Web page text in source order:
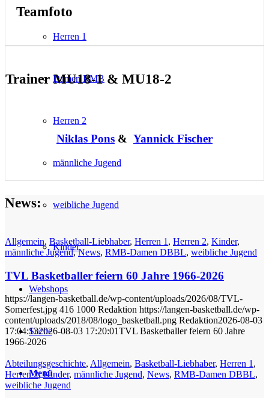
Herren 1
Damen RMB
Herren 2
männliche Jugend
weibliche Jugend
Kinder
Webshops
Suche
Menü
Teamfoto
Trainer MU18-1& MU18-2
Niklas Pons & Yannick Fischer
News:
Allgemein, Basketball-Liebhaber, Herren 1 , Herren 2, Kinder,
männliche Jugend,News, RMB-Damen DBBL, weibliche Jugend
TVL Basketballer feiern 60 Jahre 1966-2026
https://langen-basketball.de/wp-content/uploads/2026/08/TVL-
Somerfest.jpg 416 1000 Redaktion https://langen-basketball.de/wp-
content/uploads/2018/08/logo_basketball.png Redaktion2026-08-03
17:04:132026-08-03 17:20:01TVL Basketballer feiern 60 Jahre
1966-2026
Abteilungsgeschichte, Allgemein, Basketball-Liebhaber, Herren 1 ,
Herren 2,Kinder, männliche Jugend, News, RMB-Damen DBBL,
weibliche Jugend